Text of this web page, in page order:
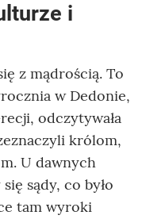
i
z mądrością. To
w Dedonie,
odczytywała
królom,
U dawnych
sądy, co było
tam wyroki